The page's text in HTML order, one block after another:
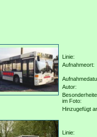
Linie:
Aufnahmeort:
Autor:
im Foto:
Hinzugefügt
Linie: